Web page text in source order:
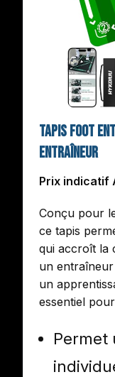
Tapis Foot
Entraîneur
Prix indicatif
Conçu pour
ce tapis
qui accroît la
un
un
essentiel
Permet